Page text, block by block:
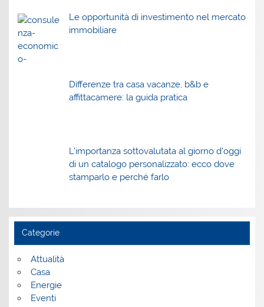
Le opportunità di investimento nel mercato
immobiliare
Differenze tra casa vacanze, b&b e
affittacamere: la guida pratica
L’importanza sottovalutata al giorno d’oggi
di un catalogo personalizzato: ecco dove
stamparlo e perché farlo
Categorie
Attualità
Casa
Energie
Eventi